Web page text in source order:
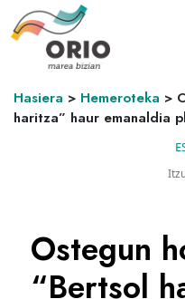
Hasiera > Hemeroteka >
haritza” haur emanaldia
Ostegun
“Bertsol